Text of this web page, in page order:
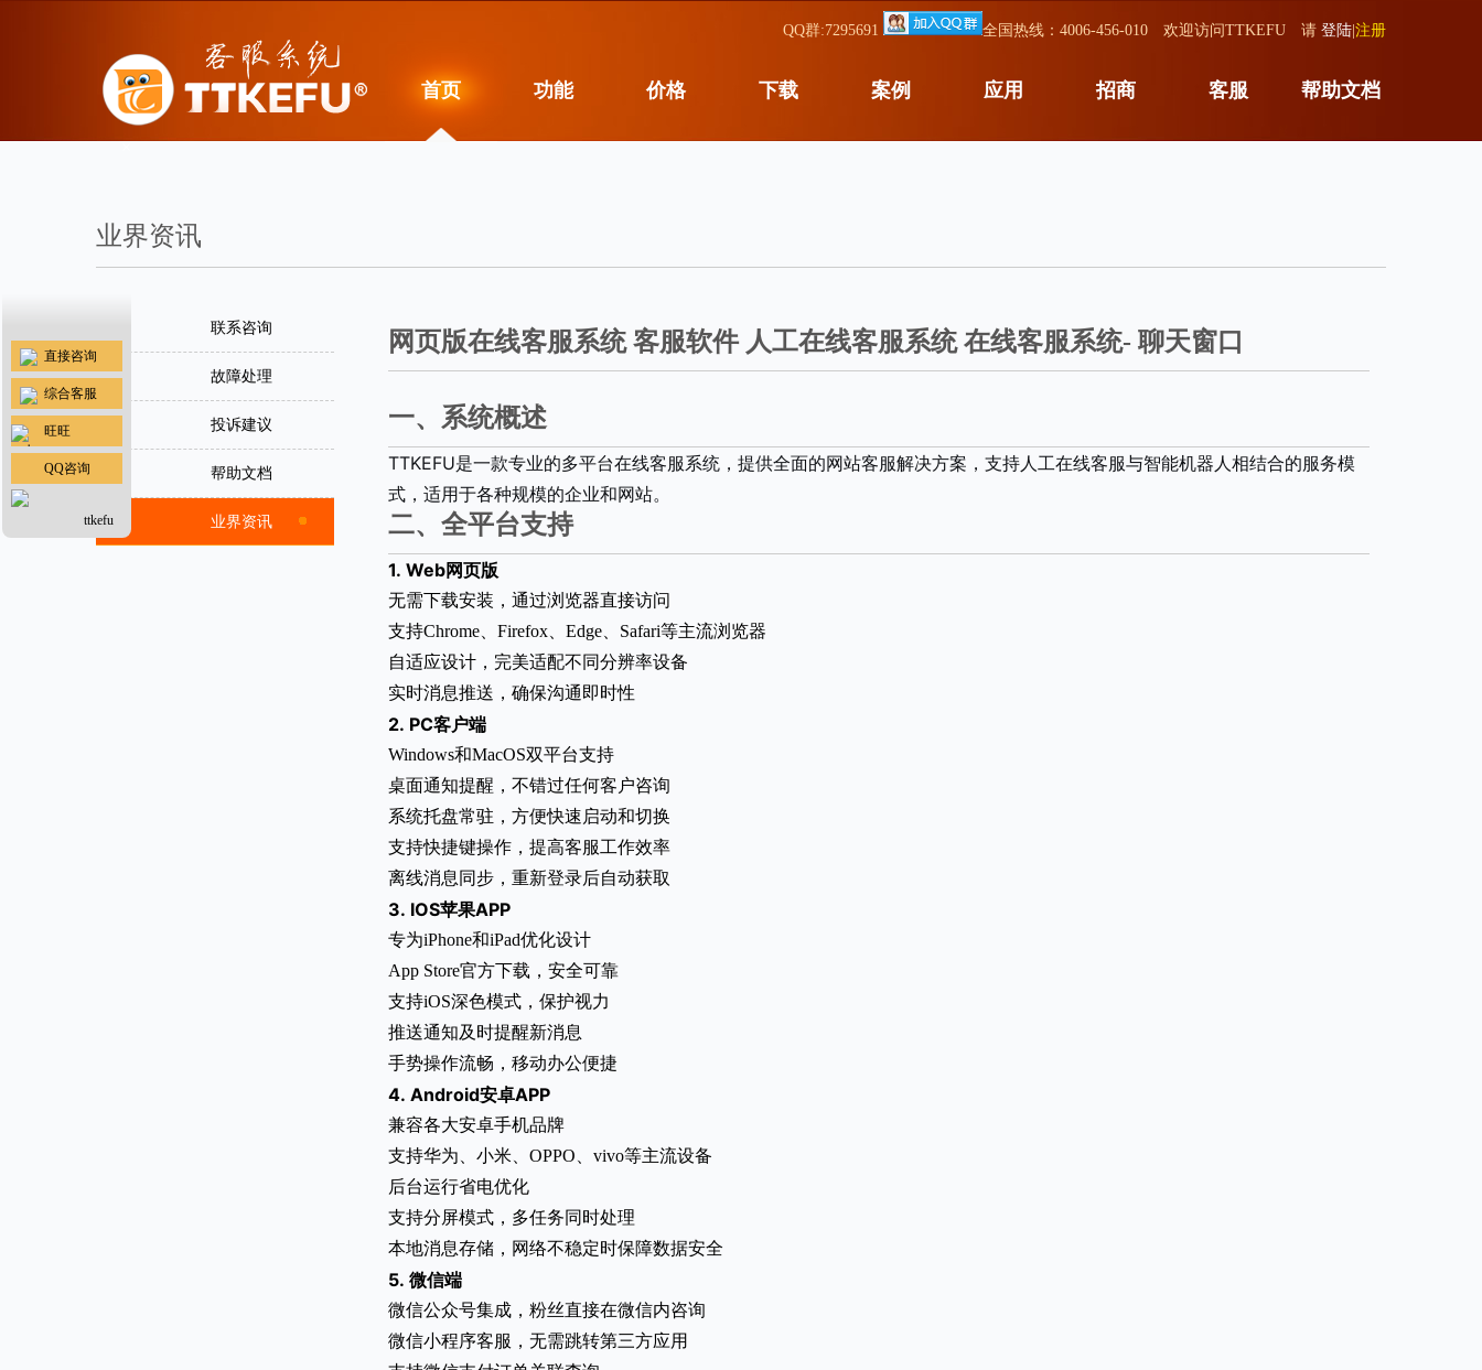
首页 功能 价格 下载 案例 应用 招商 客服 帮助文档
QQ群:7295691 全国热线：4006-456-010 欢迎访问TTKEFU 请 登陆 注册
业界资讯
联系咨询
故障处理
投诉建议
帮助文档
业界资讯
网页版在线客服系统 客服软件 人工在线客服系统 在线客服系统- 聊天窗口
一、系统概述
TTKEFU是一款专业的多平台在线客服系统，提供全面的网站客服解决方案，支持人工在线客服与智能机器人相结合的服务模
式，适用于各种规模的企业和网站。
二、全平台支持
1. Web网页版
无需下载安装，通过浏览器直接访问
支持Chrome、Firefox、Edge、Safari等主流浏览器
自适应设计，完美适配不同分辨率设备
实时消息推送，确保沟通即时性
2. PC客户端
Windows和MacOS双平台支持
桌面通知提醒，不错过任何客户咨询
系统托盘常驻，方便快速启动和切换
支持快捷键操作，提高客服工作效率
离线消息同步，重新登录后自动获取
3. IOS苹果APP
专为iPhone和iPad优化设计
App Store官方下载，安全可靠
支持iOS深色模式，保护视力
推送通知及时提醒新消息
手势操作流畅，移动办公便捷
4. Android安卓APP
兼容各大安卓手机品牌
支持华为、小米、OPPO、vivo等主流设备
后台运行省电优化
支持分屏模式，多任务同时处理
本地消息存储，网络不稳定时保障数据安全
5. 微信端
微信公众号集成，粉丝直接在微信内咨询
微信小程序客服，无需跳转第三方应用
×
直接咨询
综合客服
旺旺
QQ咨询
ttkefu